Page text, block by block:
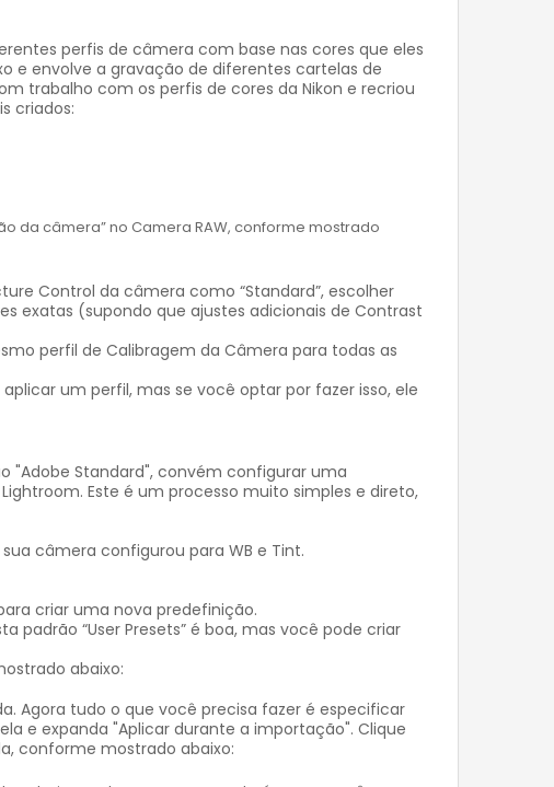
perfis de câmera com base nas cores que eles
e envolve a gravação de diferentes cartelas de
trabalho com os perfis de cores da Nikon e recriou
criados:
da câmera” no Camera RAW, conforme mostrado
Control da câmera como “Standard”, escolher
exatas (supondo que ajustes adicionais de Contrast
perfil de Calibragem da Câmera para todas as
um perfil, mas se você optar por fazer isso, ele
"Adobe Standard", convém configurar uma
Este é um processo muito simples e direto,
câmera configurou para WB e Tint.
criar uma nova predefinição.
padrão “User Presets” é boa, mas você pode criar
abaixo:
Agora tudo o que você precisa fazer é especificar
e expanda "Aplicar durante a importação". Clique
conforme mostrado abaixo: